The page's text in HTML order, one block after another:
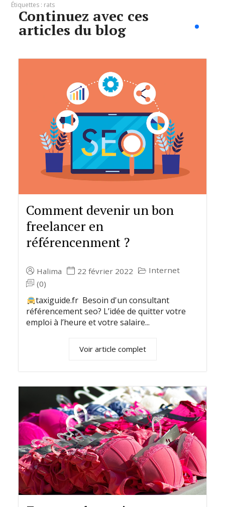
Étiquettes : rats
Continuez avec ces
articles du blog
Comment devenir un bon
freelancer en
référencenment ?
Halima 22 février 2022
Internet
(0)
taxiguide.fr Besoin d'un consultant
référencement seo? L’idée de quitter votre
emploi à l’heure et votre salaire...
Voir article complet